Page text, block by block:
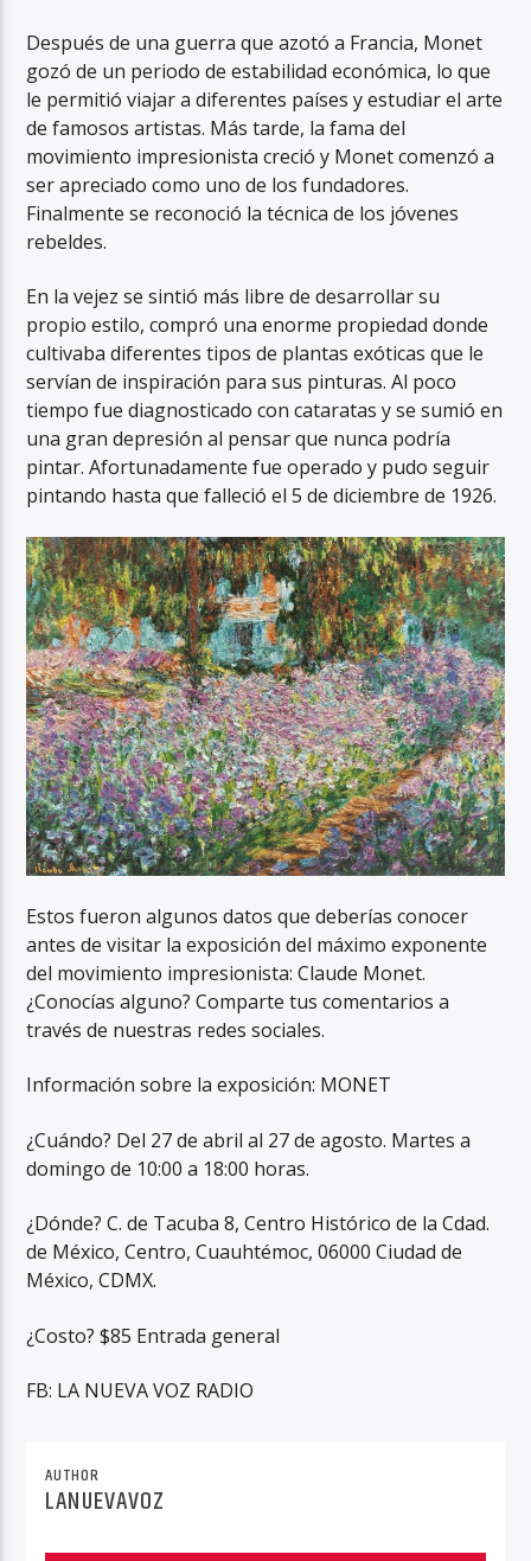
Después de una guerra que azotó a Francia, Monet
gozó de un periodo de estabilidad económica, lo que
le permitió viajar a diferentes países y estudiar el arte
de famosos artistas. Más tarde, la fama del
movimiento impresionista creció y Monet comenzó a
ser apreciado como uno de los fundadores.
Finalmente se reconoció la técnica de los jóvenes
rebeldes.
En la vejez se sintió más libre de desarrollar su
propio estilo, compró una enorme propiedad donde
cultivaba diferentes tipos de plantas exóticas que le
servían de inspiración para sus pinturas. Al poco
tiempo fue diagnosticado con cataratas y se sumió en
una gran depresión al pensar que nunca podría
pintar. Afortunadamente fue operado y pudo seguir
pintando hasta que falleció el 5 de diciembre de 1926.
Estos fueron algunos datos que deberías conocer
antes de visitar la exposición del máximo exponente
del movimiento impresionista: Claude Monet.
¿Conocías alguno? Comparte tus comentarios a
través de nuestras redes sociales.
Información sobre la exposición: MONET
¿Cuándo? Del 27 de abril al 27 de agosto. Martes a
domingo de 10:00 a 18:00 horas.
¿Dónde? C. de Tacuba 8, Centro Histórico de la Cdad.
de México, Centro, Cuauhtémoc, 06000 Ciudad de
México, CDMX.
¿Costo? $85 Entrada general
FB: LA NUEVA VOZ RADIO
AUTHOR
LANUEVAVOZ